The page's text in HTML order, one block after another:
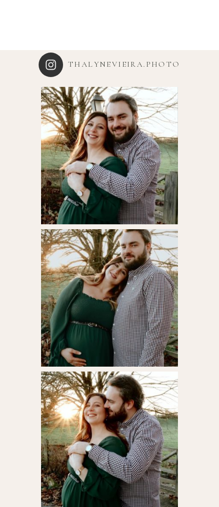
THALYNEVIEIRA.PHOTO